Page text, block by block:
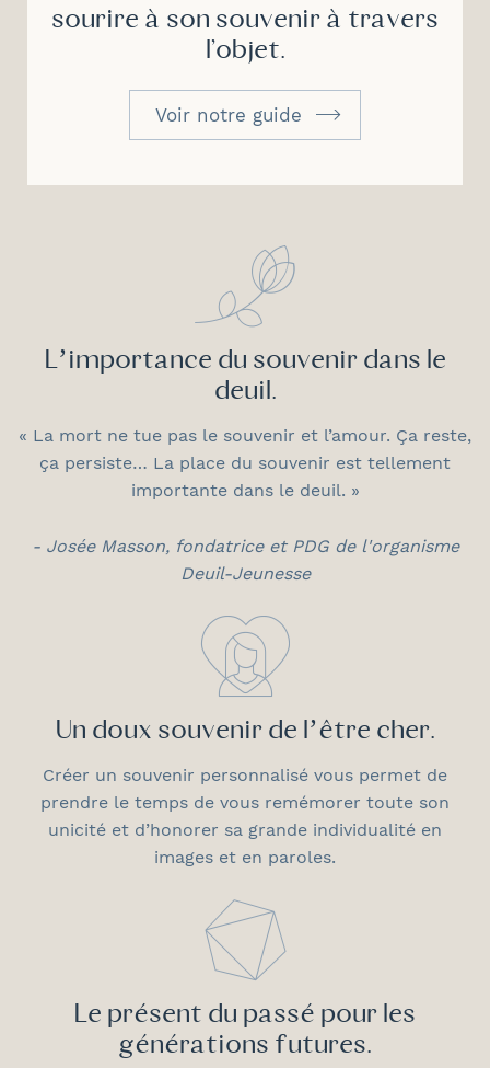
sourire à son souvenir à travers
l'objet.
Voir notre guide
L’importance du souvenir dans le
deuil.
« La mort ne tue pas le souvenir et l’amour. Ça reste,
ça persiste… La place du souvenir est tellement
importante dans le deuil. »
- Josée Masson, fondatrice et PDG de l'organisme
Deuil-Jeunesse
Un doux souvenir de l’être cher.
Créer un souvenir personnalisé vous permet de
prendre le temps de vous remémorer toute son
unicité et d’honorer sa grande individualité en
images et en paroles.
Le présent du passé pour les
générations futures.